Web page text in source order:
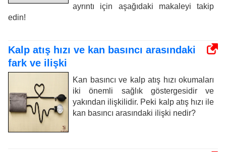
ayrıntı için aşağıdaki makaleyi takip
edin!
Kalp atış hızı ve kan basıncı arasındaki
fark ve ilişki
Kan basıncı ve kalp atış hızı okumaları
iki önemli sağlık göstergesidir ve
yakından ilişkilidir. Peki kalp atış hızı ile
kan basıncı arasındaki ilişki nedir?